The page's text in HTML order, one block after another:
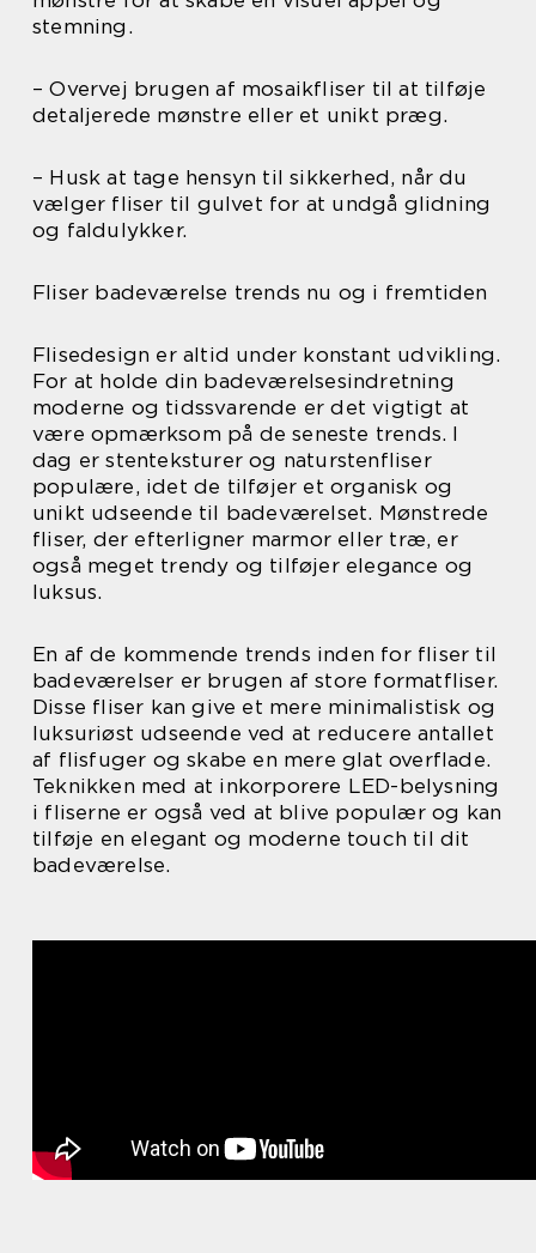
stemning.
– Overvej brugen af mosaikfliser til at tilføje
detaljerede mønstre eller et unikt præg.
– Husk at tage hensyn til sikkerhed, når du
vælger fliser til gulvet for at undgå glidning
og faldulykker.
Fliser badeværelse trends nu og i fremtiden
Flisedesign er altid under konstant udvikling.
For at holde din badeværelsesindretning
moderne og tidssvarende er det vigtigt at
være opmærksom på de seneste trends. I
dag er stenteksturer og naturstenfliser
populære, idet de tilføjer et organisk og
unikt udseende til badeværelset. Mønstrede
fliser, der efterligner marmor eller træ, er
også meget trendy og tilføjer elegance og
luksus.
En af de kommende trends inden for fliser til
badeværelser er brugen af store formatfliser.
Disse fliser kan give et mere minimalistisk og
luksuriøst udseende ved at reducere antallet
af flisfuger og skabe en mere glat overflade.
Teknikken med at inkorporere LED-belysning
i fliserne er også ved at blive populær og kan
tilføje en elegant og moderne touch til dit
badeværelse.